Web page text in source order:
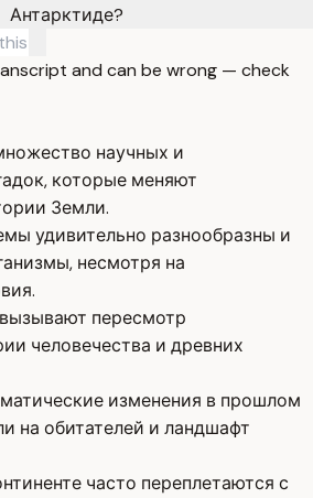
Антарктиде?
and can be wrong — check
научных и
которые меняют
Земли.
удивительно разнообразны и
несмотря на
пересмотр
человечества и древних
изменения в прошлом
на обитателей и ландшафт
часто переплетаются с